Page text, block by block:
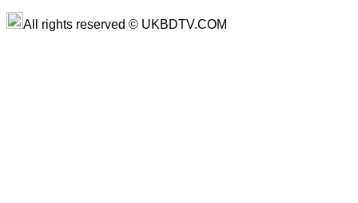
All rights reserved © UKBDTV.COM